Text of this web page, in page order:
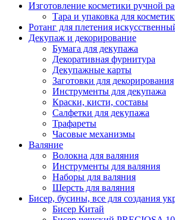
Изготовление косметики ручной
Тара и упаковка для
Ротанг для плетения
Декупаж и декорирование
Бумага для декупажа
Декоративная фурнитура
Декупажные карты
Заготовки для декорирования
Инструменты для декупажа
Краски, кисти, составы
Салфетки для декупажа
Трафареты
Часовые механизмы
Валяние
Волокна для валяния
Инструменты для валяния
Наборы для валяния
Шерсть для валяния
Бисер, бусины, все для создания
Бисер Китай